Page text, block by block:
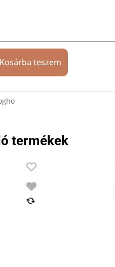
Kosárba teszem
termékek